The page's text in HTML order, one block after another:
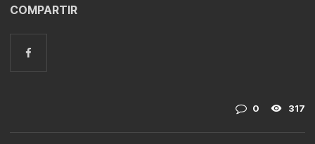
COMPARTIR
0 317